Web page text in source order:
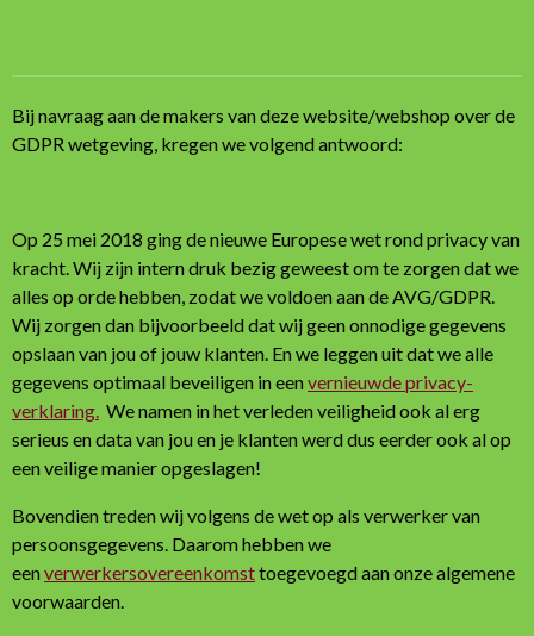
Bij navraag aan de makers van deze website/webshop over de
GDPR wetgeving, kregen we volgend antwoord:
Op 25 mei 2018 ging de nieuwe Europese wet rond privacy van
kracht. Wij zijn intern druk bezig geweest om te zorgen dat we
alles op orde hebben, zodat we voldoen aan de AVG/GDPR.
Wij zorgen dan bijvoorbeeld dat wij geen onnodige gegevens
opslaan van jou of jouw klanten. En we leggen uit dat we alle
gegevens optimaal beveiligen in eenvernieuwde privacy-
verklaring. We namen in het verleden veiligheid ook al erg
serieus en data van jou en je klanten werd dus eerder ook al op
een veilige manier opgeslagen!
Bovendien treden wij volgens de wet op als verwerker van
persoonsgegevens. Daarom hebben we
eenverwerkersovereenkomsttoegevoegd aan onze algemene
voorwaarden.